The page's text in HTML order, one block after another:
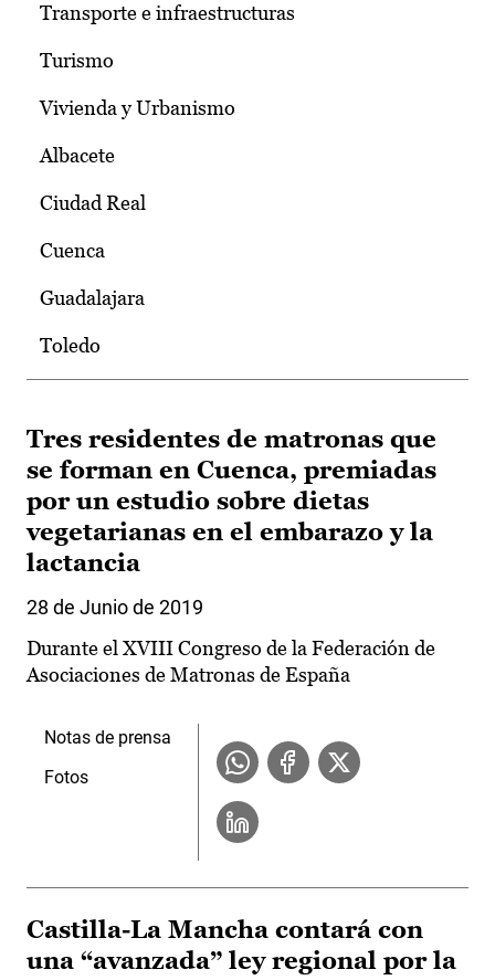
Transporte e infraestructuras
Turismo
Vivienda y Urbanismo
Albacete
Ciudad Real
Cuenca
Guadalajara
Toledo
Tres residentes de matronas que
se forman en Cuenca, premiadas
por un estudio sobre dietas
vegetarianas en el embarazo y la
lactancia
28 de Junio de 2019
Durante el XVIII Congreso de la Federación de
Asociaciones de Matronas de España
Notas de prensa
Fotos
Castilla-La Mancha contará con
una “avanzada” ley regional por la